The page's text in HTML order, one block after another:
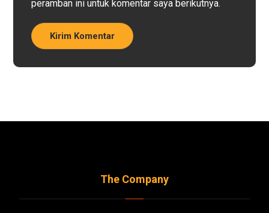
peramban ini untuk komentar saya berikutnya.
Kirim Komentar
The Company